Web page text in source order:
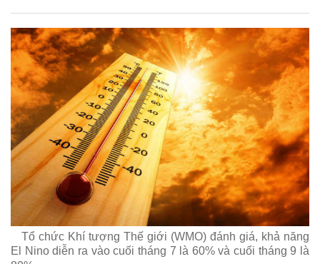
Tổ chức Khí tượng Thế giới (WMO) đánh giá, khả năng
El Nino diễn ra vào cuối tháng 7 là 60% và cuối tháng 9 là